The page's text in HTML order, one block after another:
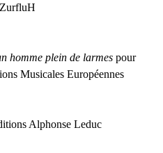
homme plein de larmes pour
Musicales Européennes
Alphonse Leduc